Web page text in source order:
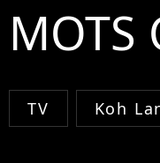
MOTS
TV Koh